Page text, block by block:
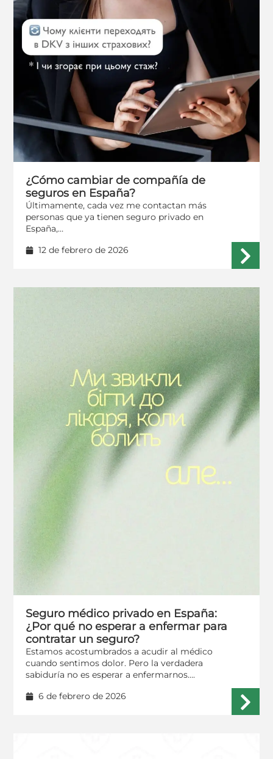
¿Cómo cambiar de compañía de
seguros en España?
Últimamente, cada vez me contactan más
personas que ya tienen seguro privado en
España,…
12 de febrero de 2026
Seguro médico privado en España:
¿Por qué no esperar a enfermar para
contratar un seguro?
Estamos acostumbrados a acudir al médico
cuando sentimos dolor. Pero la verdadera
sabiduría no es esperar a enfermarnos….
6 de febrero de 2026